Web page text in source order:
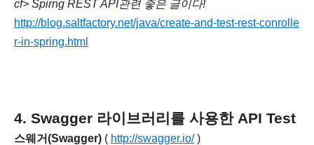
cf> Spirng REST API관련 좋은 글이다!
http://blog.saltfactory.net/java/create-and-test-rest-conrolle
r-in-spring.html
4. Swagger 라이브러리를 사용한 API Test
스웨거(Swagger) ( http://swagger.io/)